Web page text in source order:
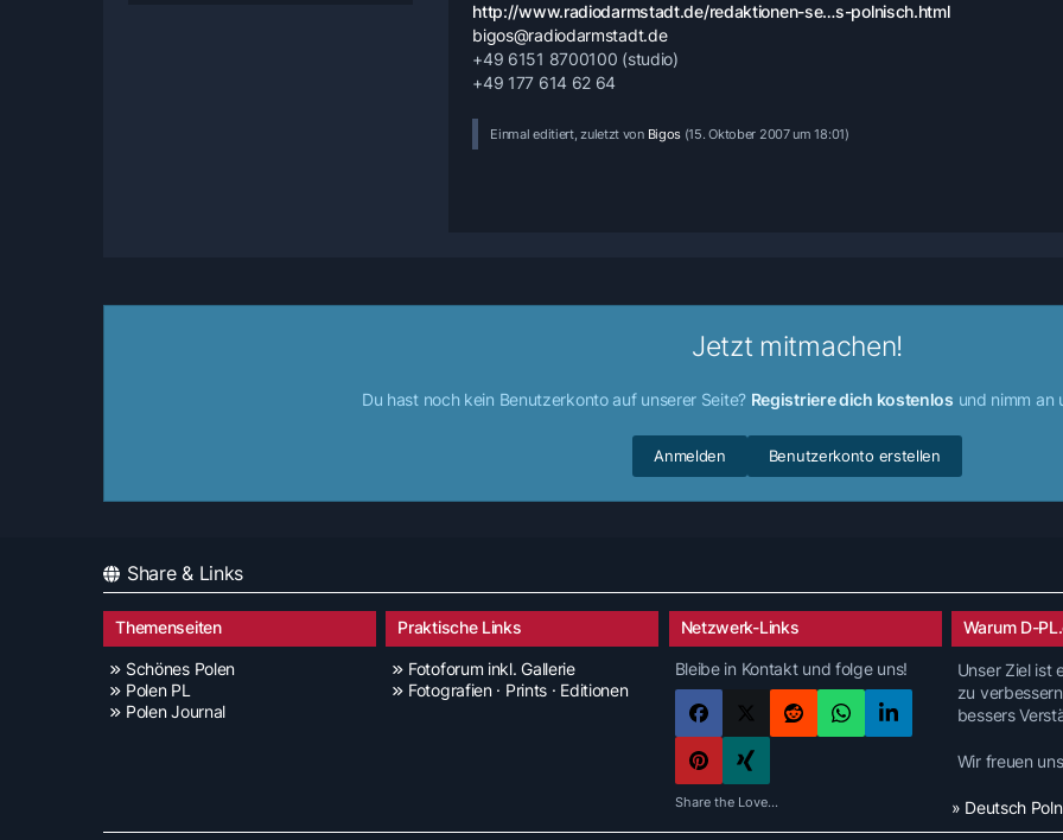
http://www.radiodarmstadt.de/redaktionen-se…s-polnisch.html
bigos@radiodarmstadt.de
+49 6151 8700100 (studio)
+49 177 614 62 64
Einmal editiert, zuletzt von Bigos (15. Oktober 2007 um 18:01)
Jetzt mitmachen!
Du hast noch kein Benutzerkonto auf unserer Seite? Registriere dich kostenlos und nimm an
Benutzerkonto erstellen
Anmelden
Share & Links
Themenseiten
Schönes Polen
Polen PL
Polen Journal
Praktische Links
Fotoforum inkl. Gallerie
Fotografien · Prints · Editionen
Netzwerk-Links
Bleibe in Kontakt und folge uns!
Share the Love...
Warum D-
Unser Ziel ist
zu
bessers
Wir freuen
» Deutsch